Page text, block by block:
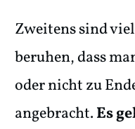
Zweitens sind
beruhen, dass
oder nicht zu
angebracht.Es